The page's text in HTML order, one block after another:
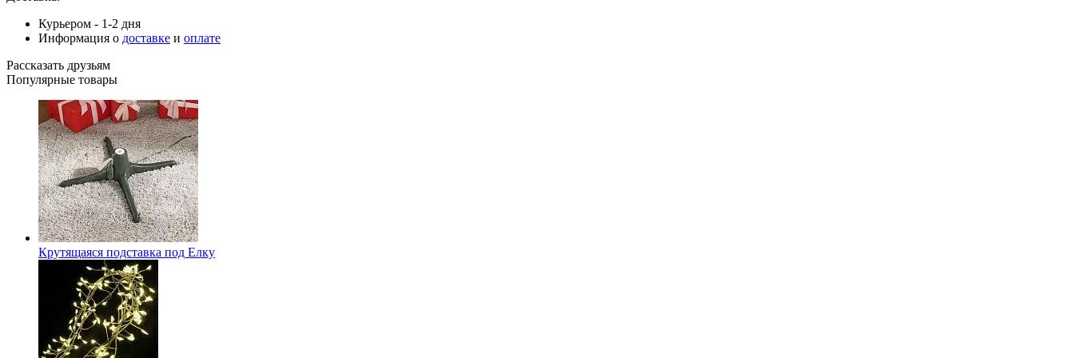
Курьером - 1-2 дня
Информация о доставке и оплате
Рассказать друзьям
Популярные товары
Крутящаяся подставка под Елку